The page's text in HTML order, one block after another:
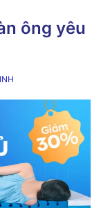
ông yêu